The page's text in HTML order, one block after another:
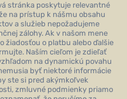
stránka poskytuje relevantné
na prístup k nášmu obsahu
a služieb nepožadujeme
zálohy. Ak v našom mene
žiadosťou o platbu alebo ďalšie
Naším cieľom je zdieľať
na dynamickú povahu
byť niektoré informácie
ste si pred akýmkoľvek
zmluvné podmienky priamo